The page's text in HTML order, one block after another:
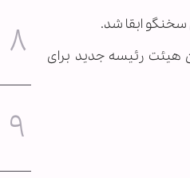
سخنگو ابقا شد.
هیئت رئیسه جدید برای